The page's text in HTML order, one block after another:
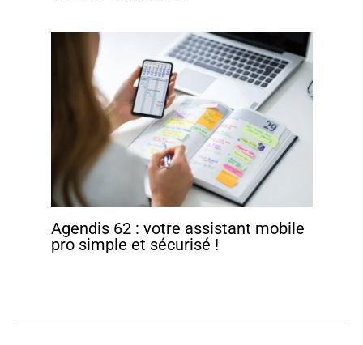
Agendis 62 : votre assistant mobile
pro simple et sécurisé !